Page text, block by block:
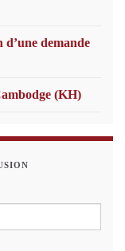
demande
(KH)